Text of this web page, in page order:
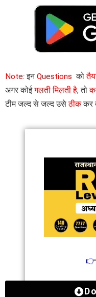
Note: इनQuestions को
अगर कोईगलती मिलती है, तो
टीम जल्द से जल्द उसेठीककर
👉